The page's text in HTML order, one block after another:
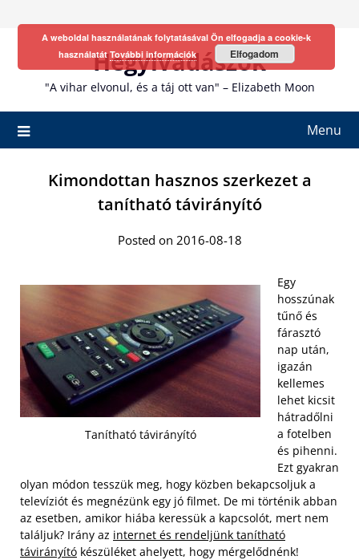
Hegyivadászok
"A vihar elvonul, és a táj ott van" – Elizabeth Moon
Menu
Kimondottan hasznos szerkezet a
tanítható távirányító
Posted on 2016-08-18
Tanítható távirányító
Egy
hosszúnak
tűnő és
fárasztó
nap után,
igazán
kellemes
lehet kicsit
hátradőlni
a fotelben
és pihenni.
Ezt gyakran
olyan módon tesszük meg, hogy közben bekapcsoljuk a
televíziót és megnézünk egy jó filmet. De mi történik abban
az esetben, amikor hiába keressük a kapcsolót, mert nem
találjuk? Irány az internet és rendeljünk tanítható
távirányító készüléket ahelyett, hogy mérgelődnénk!
A weboldal használatának folytatásával Ön elfogadja a cookie-k
használatátTovábbi információk Elfogadom